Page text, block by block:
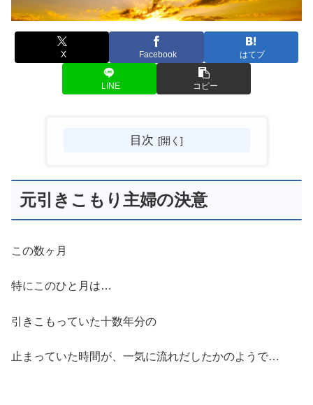
X Facebook はてブ
LINE コピー
目次
元引きこもり主婦の決意
この数ヶ月
特にこのひと月は…
引きこもっていた十数年分の
止まっていた時間が、一気に流れだしたかのようで…